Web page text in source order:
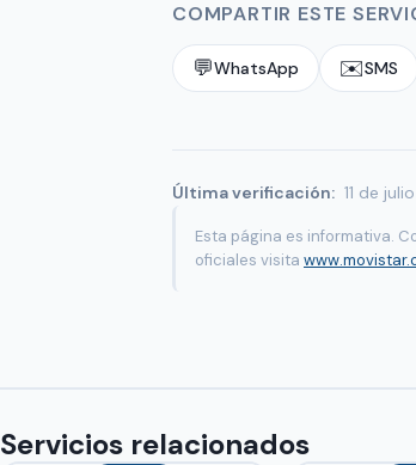
COMPARTIR ESTE
💬WhatsApp ✉️SMS
Última verificación: 11 de
Esta página es informativa.
oficiales visita
Servicios relacionados